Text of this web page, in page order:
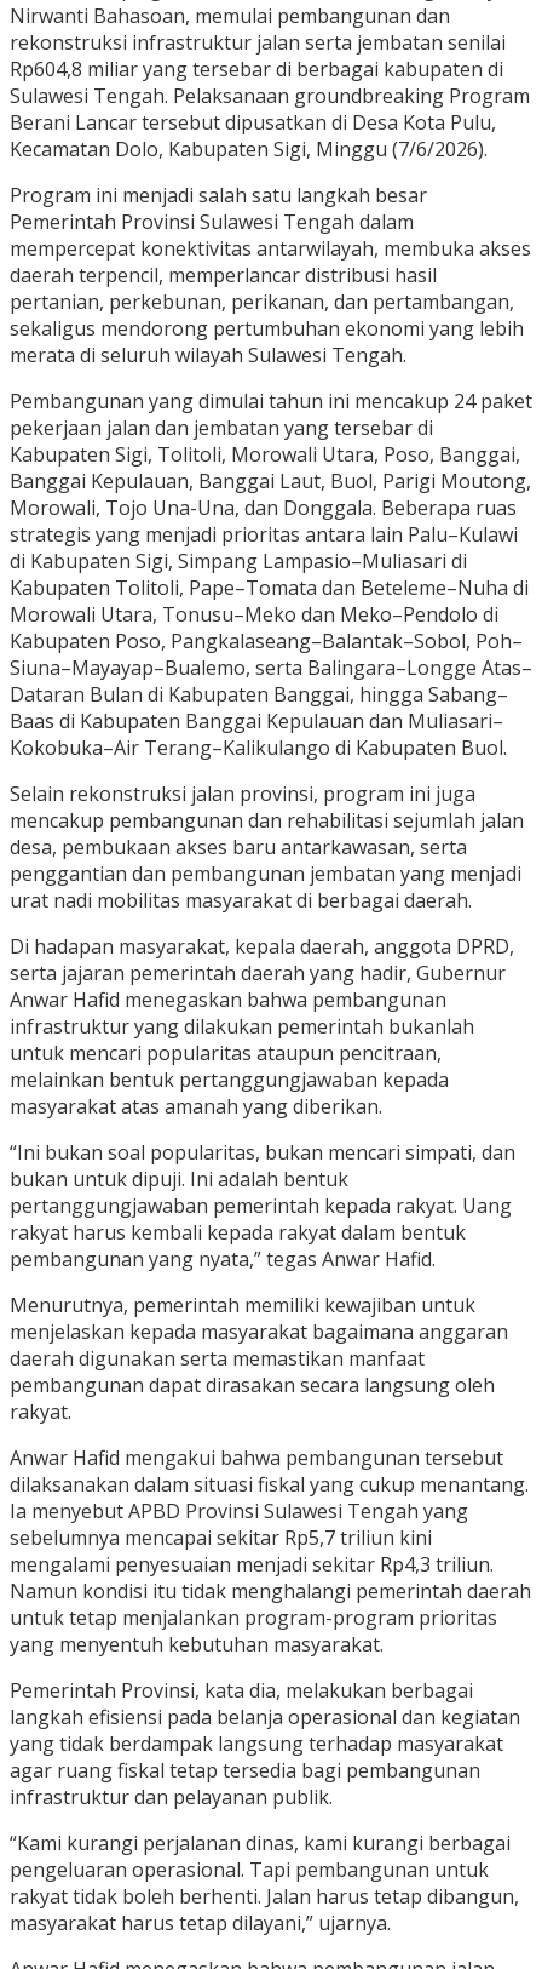
Nirwanti Bahasoan, memulai pembangunan dan
rekonstruksi infrastruktur jalan serta jembatan senilai
Rp604,8 miliar yang tersebar di berbagai kabupaten di
Sulawesi Tengah. Pelaksanaan groundbreaking Program
Berani Lancar tersebut dipusatkan di Desa Kota Pulu,
Kecamatan Dolo, Kabupaten Sigi, Minggu (7/6/2026).
Program ini menjadi salah satu langkah besar
Pemerintah Provinsi Sulawesi Tengah dalam
mempercepat konektivitas antarwilayah, membuka akses
daerah terpencil, memperlancar distribusi hasil
pertanian, perkebunan, perikanan, dan pertambangan,
sekaligus mendorong pertumbuhan ekonomi yang lebih
merata di seluruh wilayah Sulawesi Tengah.
Pembangunan yang dimulai tahun ini mencakup 24 paket
pekerjaan jalan dan jembatan yang tersebar di
Kabupaten Sigi, Tolitoli, Morowali Utara, Poso, Banggai,
Banggai Kepulauan, Banggai Laut, Buol, Parigi Moutong,
Morowali, Tojo Una-Una, dan Donggala. Beberapa ruas
strategis yang menjadi prioritas antara lain Palu–Kulawi
di Kabupaten Sigi, Simpang Lampasio–Muliasari di
Kabupaten Tolitoli, Pape–Tomata dan Beteleme–Nuha di
Morowali Utara, Tonusu–Meko dan Meko–Pendolo di
Kabupaten Poso, Pangkalaseang–Balantak–Sobol, Poh–
Siuna–Mayayap–Bualemo, serta Balingara–Longge Atas–
Dataran Bulan di Kabupaten Banggai, hingga Sabang–
Baas di Kabupaten Banggai Kepulauan dan Muliasari–
Kokobuka–Air Terang–Kalikulango di Kabupaten Buol.
Selain rekonstruksi jalan provinsi, program ini juga
mencakup pembangunan dan rehabilitasi sejumlah jalan
desa, pembukaan akses baru antarkawasan, serta
penggantian dan pembangunan jembatan yang menjadi
urat nadi mobilitas masyarakat di berbagai daerah.
Di hadapan masyarakat, kepala daerah, anggota DPRD,
serta jajaran pemerintah daerah yang hadir, Gubernur
Anwar Hafid menegaskan bahwa pembangunan
infrastruktur yang dilakukan pemerintah bukanlah
untuk mencari popularitas ataupun pencitraan,
melainkan bentuk pertanggungjawaban kepada
masyarakat atas amanah yang diberikan.
“Ini bukan soal popularitas, bukan mencari simpati, dan
bukan untuk dipuji. Ini adalah bentuk
pertanggungjawaban pemerintah kepada rakyat. Uang
rakyat harus kembali kepada rakyat dalam bentuk
pembangunan yang nyata,” tegas Anwar Hafid.
Menurutnya, pemerintah memiliki kewajiban untuk
menjelaskan kepada masyarakat bagaimana anggaran
daerah digunakan serta memastikan manfaat
pembangunan dapat dirasakan secara langsung oleh
rakyat.
Anwar Hafid mengakui bahwa pembangunan tersebut
dilaksanakan dalam situasi fiskal yang cukup menantang.
Ia menyebut APBD Provinsi Sulawesi Tengah yang
sebelumnya mencapai sekitar Rp5,7 triliun kini
mengalami penyesuaian menjadi sekitar Rp4,3 triliun.
Namun kondisi itu tidak menghalangi pemerintah daerah
untuk tetap menjalankan program-program prioritas
yang menyentuh kebutuhan masyarakat.
Pemerintah Provinsi, kata dia, melakukan berbagai
langkah efisiensi pada belanja operasional dan kegiatan
yang tidak berdampak langsung terhadap masyarakat
agar ruang fiskal tetap tersedia bagi pembangunan
infrastruktur dan pelayanan publik.
“Kami kurangi perjalanan dinas, kami kurangi berbagai
pengeluaran operasional. Tapi pembangunan untuk
rakyat tidak boleh berhenti. Jalan harus tetap dibangun,
masyarakat harus tetap dilayani,” ujarnya.